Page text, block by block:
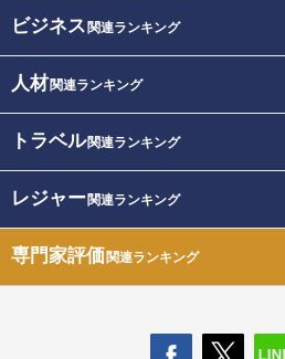
ビジネス 関連ランキング
人材関連ランキング
トラベル関連ランキング
レジャー関連ランキング
専門家評価関連ランキング